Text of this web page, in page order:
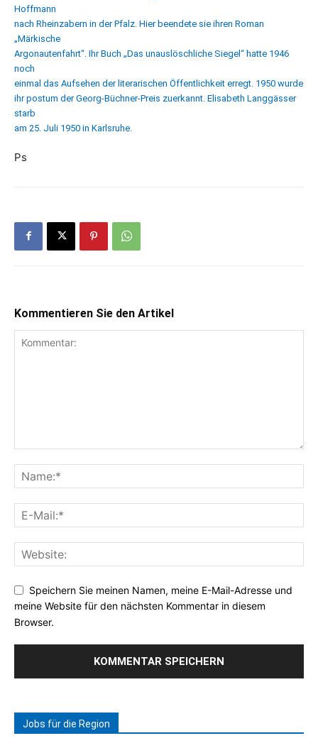
Hoffmann
nach Rheinzabern in der Pfalz. Hier beendete sie ihren Roman
„Märkische
Argonautenfahrt“. Ihr Buch „Das unauslöschliche Siegel“ hatte 1946
noch
einmal das Aufsehen der literarischen Öffentlichkeit erregt. 1950 wurde
ihr postum der Georg-Büchner-Preis zuerkannt. Elisabeth Langgässer
starb
am 25. Juli 1950 in Karlsruhe.
Ps
Kommentieren Sie den Artikel
Speichern Sie meinen Namen, meine E-Mail-Adresse und
meine Website für den nächsten Kommentar in diesem
Browser.
Jobs für die Region